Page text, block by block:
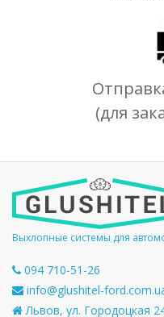
(для
Выхлопные системы для
094 710-51-26
info@glushitel-
Львов, ул. Городоцкая